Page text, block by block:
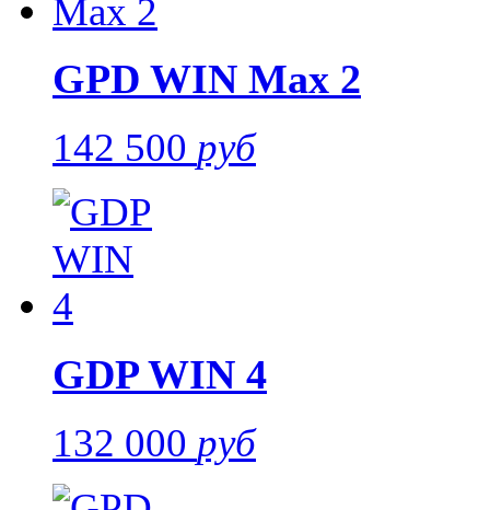
GPD WIN Max 2
142 500 руб
GDP WIN 4
132 000 руб